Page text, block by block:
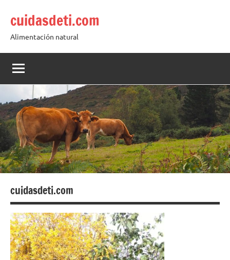
contenido
cuidasdeti.com
Alimentación natural
cuidasdeti.com